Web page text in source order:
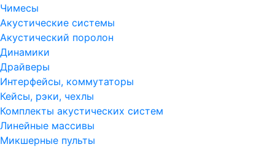
Чимесы
Акустические системы
Акустический поролон
Динамики
Драйверы
Интерфейсы, коммутаторы
Кейсы, рэки, чехлы
Комплекты акустических систем
Линейные массивы
Микшерные пульты